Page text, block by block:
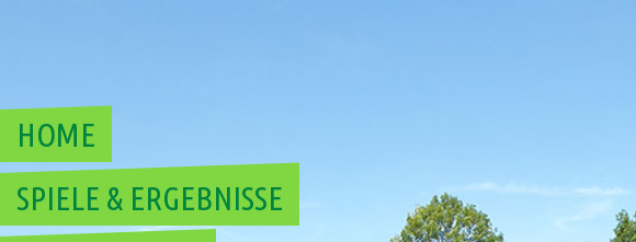
HOME
SPIELE & ERGEBNISSE